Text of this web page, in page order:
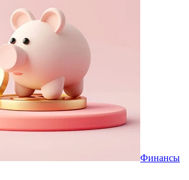
Финансы